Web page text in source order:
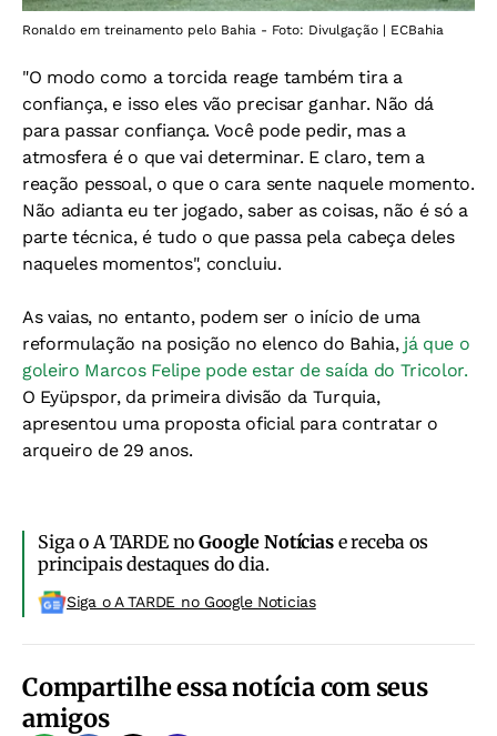
Ronaldo em treinamento pelo Bahia - Foto: Divulgação | ECBahia
"O modo como a torcida reage também tira a
confiança, e isso eles vão precisar ganhar. Não dá
para passar confiança. Você pode pedir, mas a
atmosfera é o que vai determinar. E claro, tem a
reação pessoal, o que o cara sente naquele momento.
Não adianta eu ter jogado, saber as coisas, não é só a
parte técnica, é tudo o que passa pela cabeça deles
naqueles momentos", concluiu.
As vaias, no entanto, podem ser o início de uma
reformulação na posição no elenco do Bahia, já que o
goleiro Marcos Felipe pode estar de saída do Tricolor.
O Eyüpspor, da primeira divisão da Turquia,
apresentou uma proposta oficial para contratar o
arqueiro de 29 anos.
Siga o A TARDE noGoogle Notíciase receba os
principais destaques do dia.
Siga o A TARDE no Google Noticias
Compartilhe essa notícia com seus
amigos